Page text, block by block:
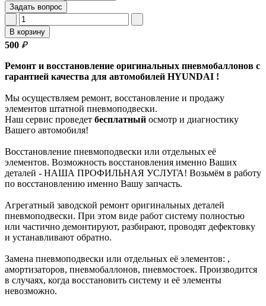
Задать вопрос
В корзину
500 ₽
Ремонт и восстановление оригинальных пневмобаллонов с
гарантией качества для автомобилей HYUNDAI !
Мы осуществляем ремонт, восстановление и продажу
элементов штатной пневмоподвески.
Наш сервис проведет бесплатный осмотр и диагностику
Вашего автомобиля!
Восстановление пневмоподвески или отдельных её
элементов. Возможность восстановления именно Ваших
деталей - НАША ПРОФИЛЬНАЯ УСЛУГА! Возьмём в работу
по восстановлению именно Вашу запчасть.
Агрегатный заводской ремонт оригинальных деталей
пневмоподвески. При этом виде работ систему полностью
или частично демонтируют, разбирают, проводят дефектовку
и устанавливают обратно.
Замена пневмоподвески или отдельных её элементов: ,
амортизаторов, пневмобаллонов, пневмостоек. Производится
в случаях, когда восстановить систему и её элементы
невозможно.